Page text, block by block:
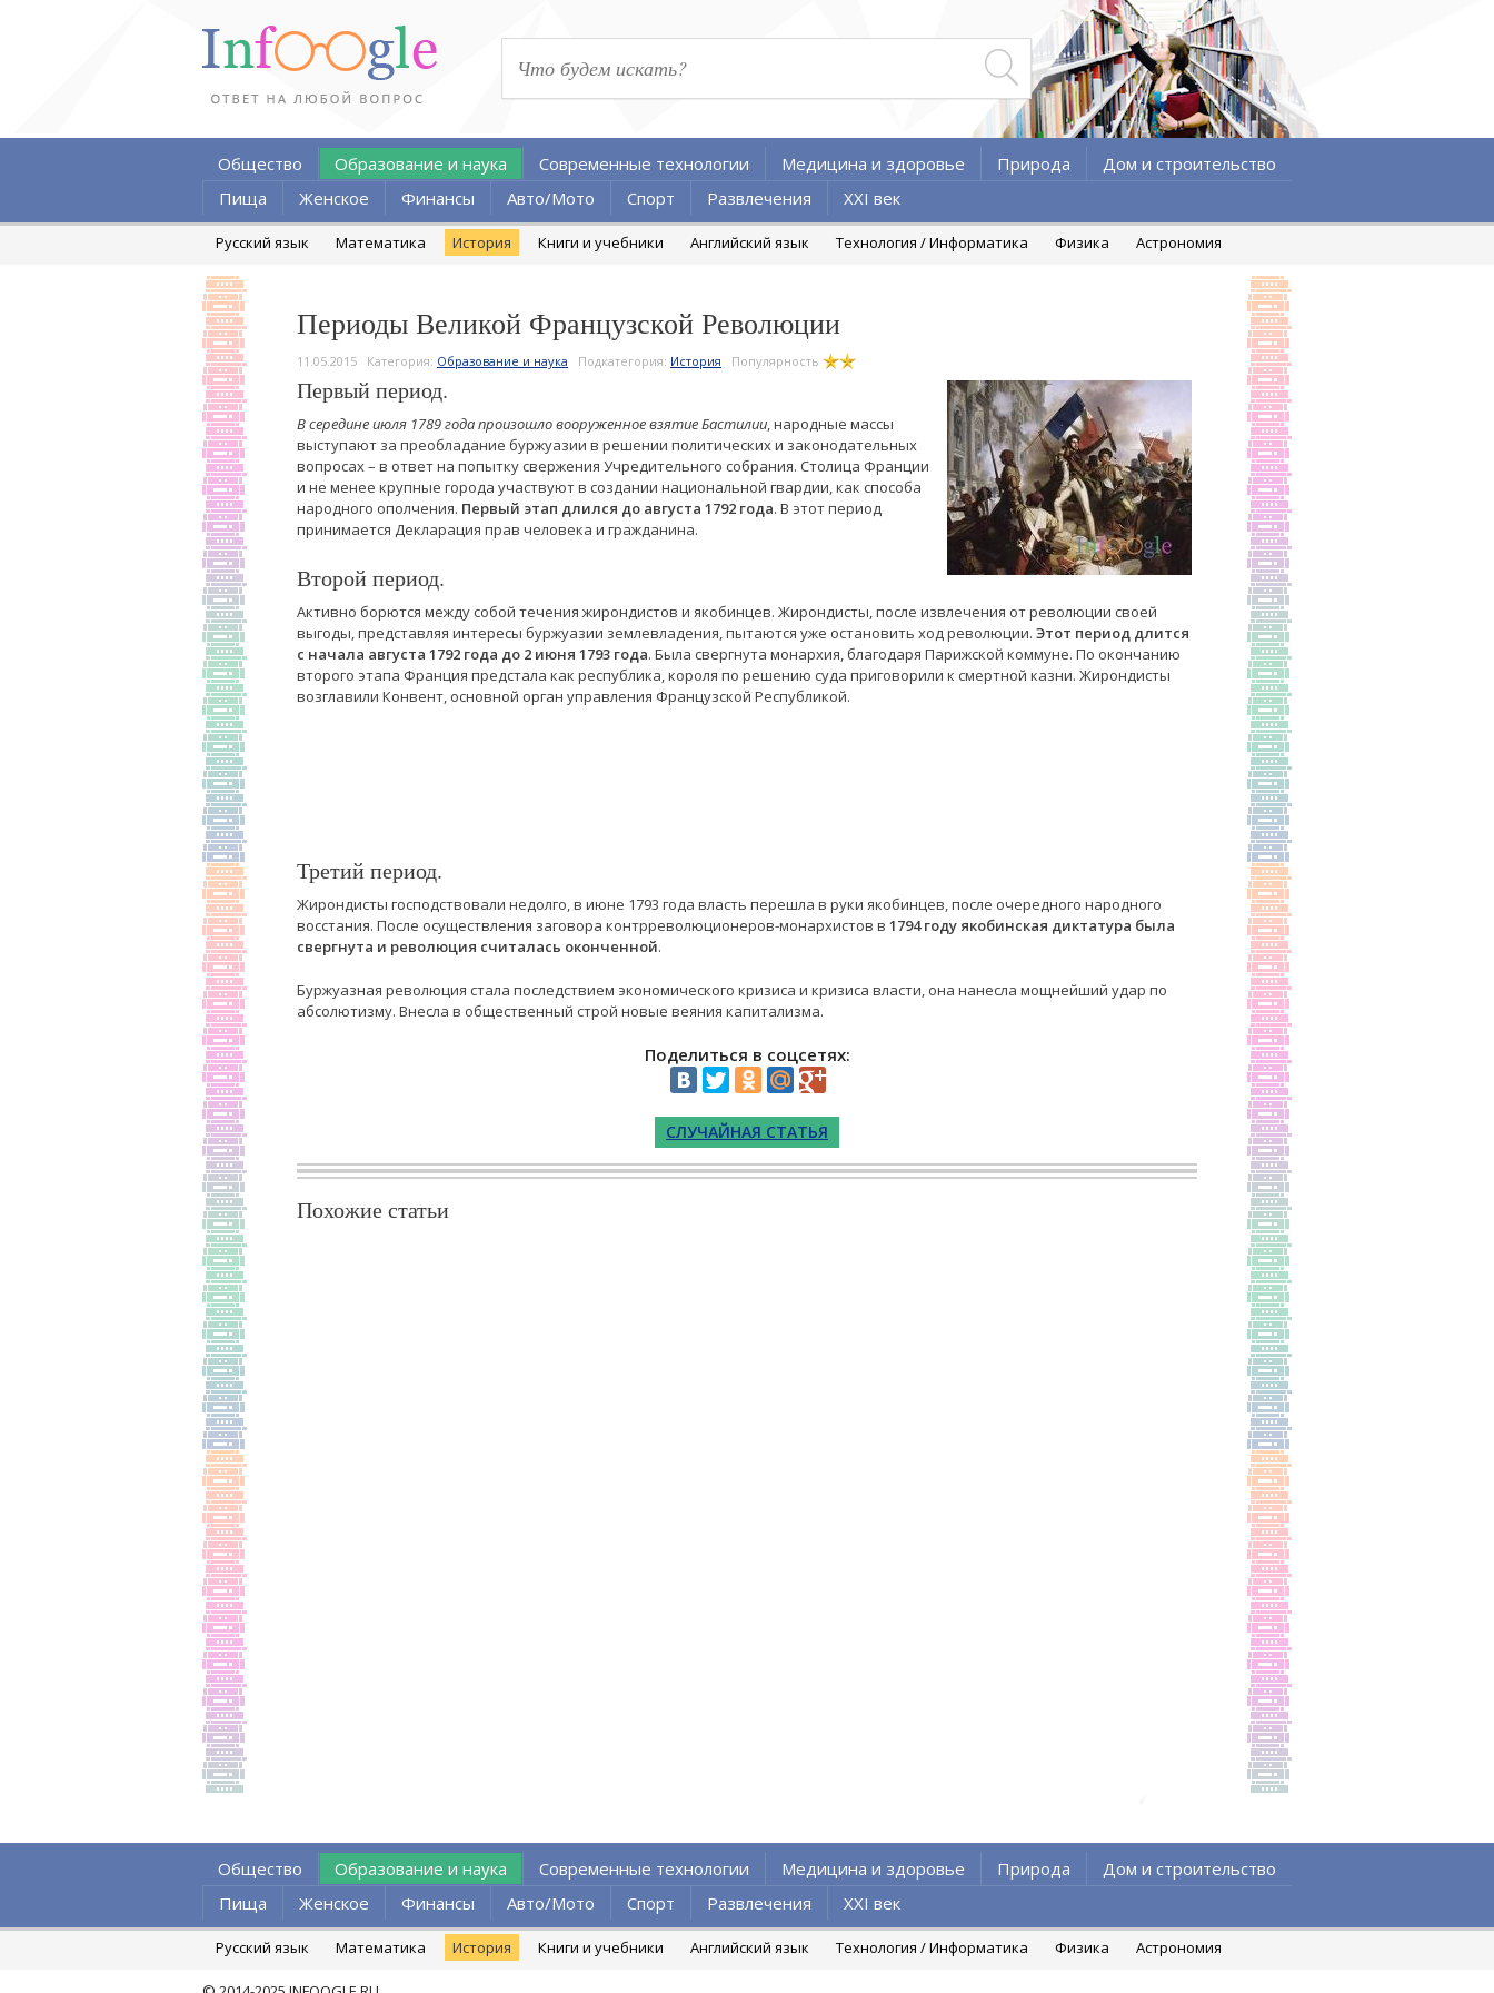
Общество Образование и наука Современные технологии Медицина и здоровье Природа
Дом и строительство
Пища
Женское Финансы Авто/Мото Спорт Развлечения XXI век
Русский язык Математика История Книги и учебники Английский язык Технология / Информатика Физика Астрономия
Периоды Великой Французской Революции
11.05.2015 Категория: Образование и наука Подкатегория: История Популярность
Первый период.
В середине июля 1789 года произошло вооруженное взятие Бастилии, народные массы
выступают за преобладание буржуазии в решении политических и законодательных
вопросах – в ответ на попытку свержения Учредительного собрания. Столица Франции
и не менее крупные города участвуют в создании национальной гвардии, как способа
народного ополчения. Первый этап длился до августа 1792 года. В этот период
принимается Декларация прав человека и гражданина.
Второй период.
Активно борются между собой течения жирондистов и якобинцев. Жирондисты, после извлечения от революции своей
выгоды, представляя интересы буржуазии землевладения, пытаются уже остановить ход революции. Этот период длится
с начала августа 1792 года до 2 июня 1793 года. Была свергнута монархия, благодаря Парижской коммуне. По окончанию
второго этапа Франция предстала как республика, короля по решению суда приговорили к смертной казни. Жирондисты
возглавили Конвент, основной орган управления Французской Республикой.
Третий период.
Жирондисты господствовали недолго, в июне 1793 года власть перешла в руки якобинцев, после очередного народного
восстания. После осуществления заговора контрреволюционеров-монархистов в 1794 году якобинская диктатура была
свергнута и революция считалась оконченной.
Буржуазная революция стала последствием экономического кризиса и кризиса власти, она нанесла мощнейший удар по
абсолютизму. Внесла в общественный строй новые веяния капитализма.
Поделиться в соцсетях:
СЛУЧАЙНАЯ СТАТЬЯ
Похожие статьи
Общество Образование и наука Современные технологии Медицина и здоровье Природа
Дом и строительство
Пища
Женское Финансы Авто/Мото Спорт Развлечения XXI век
Русский язык Математика История Книги и учебники Английский язык Технология / Информатика Физика Астрономия